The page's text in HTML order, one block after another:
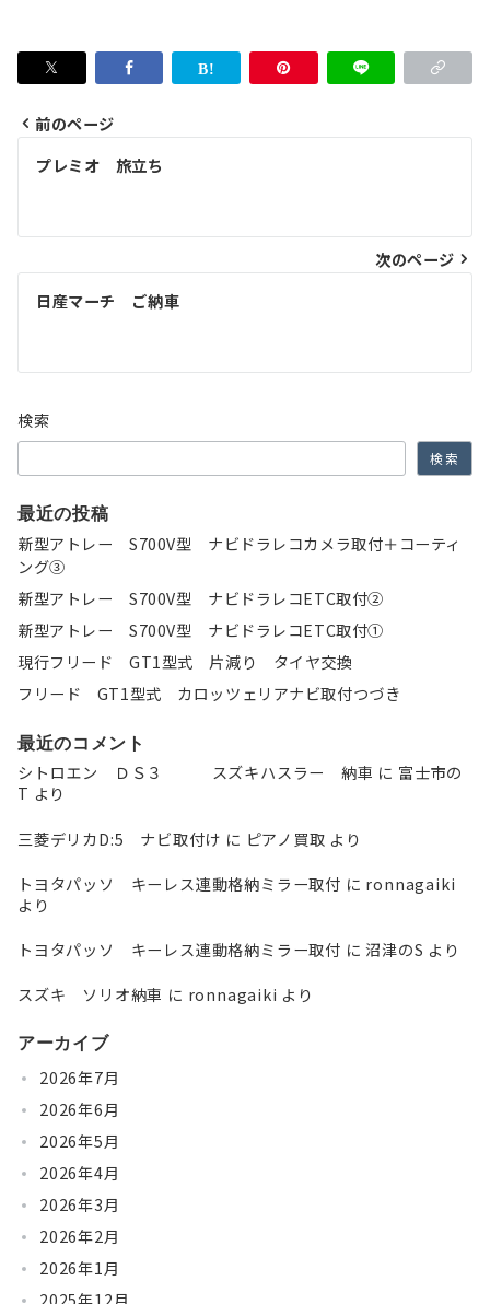
投
ナ
ビ
ゲ
シ
ョ
ン
前のページ
プレミオ 旅立ち
次のページ
日産マーチ ご納車
検索
検索
最近の投稿
新型アトレー S700V型 ナビドラレコカメラ取付＋コーティ
ング③
新型アトレー S700V型 ナビドラレコETC取付②
新型アトレー S700V型 ナビドラレコETC取付①
現行フリード GT1型式 片減り タイヤ交換
フリード GT1型式 カロッツェリアナビ取付つづき
最近のコメント
シトロエン ＤＳ３ スズキハスラー 納車 に 富士市の
T より
三菱デリカD:5 ナビ取付け に ピアノ買取 より
トヨタパッソ キーレス連動格納ミラー取付 に ronnagaiki
より
トヨタパッソ キーレス連動格納ミラー取付 に沼津のS より
スズキ ソリオ納車 に ronnagaiki より
アーカイブ
2026年7月
2026年6月
2026年5月
2026年4月
2026年3月
2026年2月
2026年1月